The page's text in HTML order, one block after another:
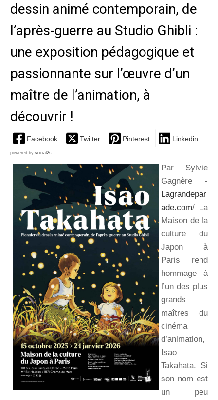
dessin animé contemporain, de
l’après-guerre au Studio Ghibli :
une exposition pédagogique et
passionnante sur l’œuvre d’un
maître de l’animation, à
découvrir !
Facebook Twitter Pinterest Linkedin
powered by social2s
Par Sylvie
Gagnère -
Lagrandepar
ade.com/ La
Maison de la
culture du
Japon à
Paris rend
hommage à
l’un des plus
grands
maîtres du
cinéma
d’animation,
Isao
Takahata. Si
son nom est
un peu